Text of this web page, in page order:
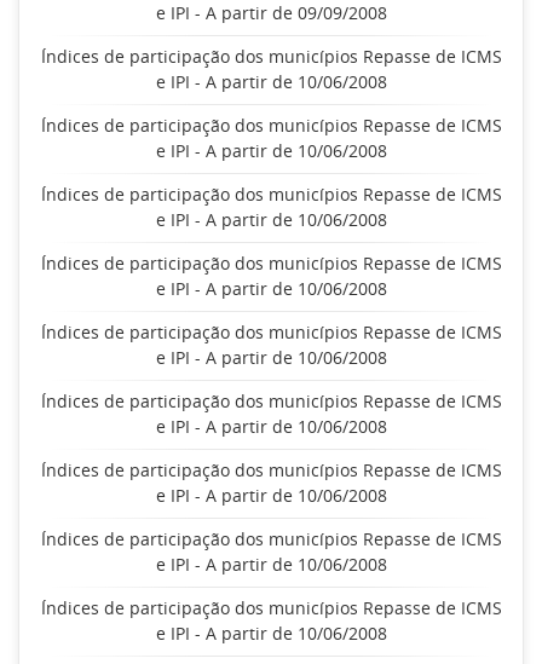
e IPI - A partir de 09/09/2008
Índices de participação dos municípios Repasse de ICMS
e IPI - A partir de 10/06/2008
Índices de participação dos municípios Repasse de ICMS
e IPI - A partir de 10/06/2008
Índices de participação dos municípios Repasse de ICMS
e IPI - A partir de 10/06/2008
Índices de participação dos municípios Repasse de ICMS
e IPI - A partir de 10/06/2008
Índices de participação dos municípios Repasse de ICMS
e IPI - A partir de 10/06/2008
Índices de participação dos municípios Repasse de ICMS
e IPI - A partir de 10/06/2008
Índices de participação dos municípios Repasse de ICMS
e IPI - A partir de 10/06/2008
Índices de participação dos municípios Repasse de ICMS
e IPI - A partir de 10/06/2008
Índices de participação dos municípios Repasse de ICMS
e IPI - A partir de 10/06/2008